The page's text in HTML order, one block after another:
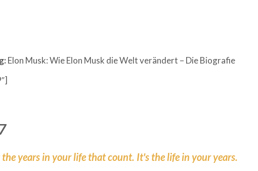
Elon Musk: Wie Elon Musk die Welt verändert – Die Biografie
years in your life that count. It's the life in your years.